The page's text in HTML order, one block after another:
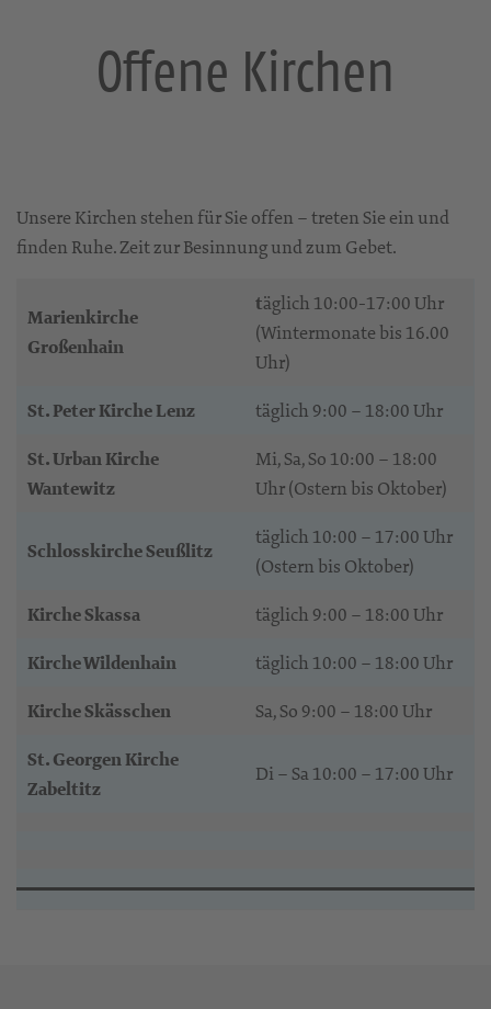
Offene Kirchen
Unsere Kirchen stehen für Sie offen – treten Sie ein und
finden Ruhe. Zeit zur Besinnung und zum Gebet.
Marienkirche
Großenhain
täglich 10:00-17:00 Uhr
(Wintermonate bis 16.00
Uhr)
St. Peter Kirche Lenz täglich 9:00 – 18:00 Uhr
St. Urban Kirche
Wantewitz
Mi, Sa, So 10:00 – 18:00
Uhr (Ostern bis Oktober)
Schlosskirche Seußlitz
täglich 10:00 – 17:00 Uhr
(Ostern bis Oktober)
Kirche Skassa täglich 9:00 – 18:00 Uhr
Kirche Wildenhain täglich 10:00 – 18:00 Uhr
Kirche Skässchen Sa, So 9:00 – 18:00 Uhr
St. Georgen Kirche
Zabeltitz
Di – Sa 10:00 – 17:00 Uhr